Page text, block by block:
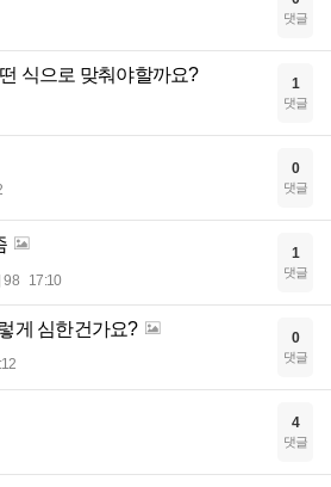
댓글
식으로 맞춰야할까요? 1
댓글
0
댓글
98 17:10
1
댓글
게 심한건가요? 0
댓글
4
댓글